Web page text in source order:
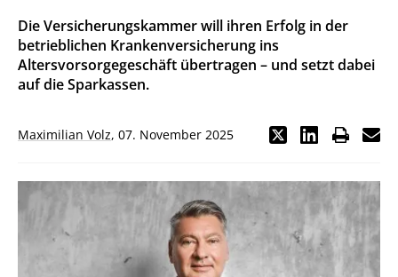
Die Versicherungskammer will ihren Erfolg in der
betrieblichen Krankenversicherung ins
Altersvorsorgegeschäft übertragen – und setzt dabei
auf die Sparkassen.
Maximilian Volz, 07. November 2025